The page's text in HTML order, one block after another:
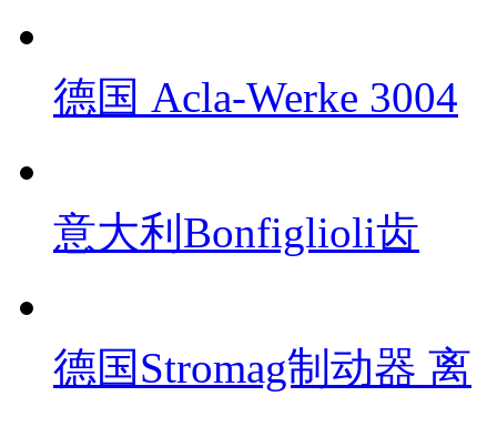
德国 Acla-Werke 3004
意大利Bonfiglioli齿
德国Stromag制动器 离